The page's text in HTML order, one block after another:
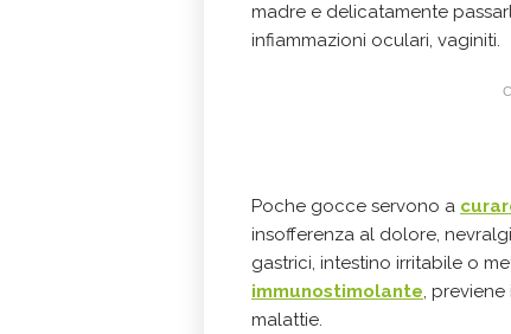
madre e delicatamente
infiammazioni oculari, vaginiti.
Poche gocce servono a
insofferenza al dolore,
gastrici, intestino irritabile o
immunostimolante,
malattie.